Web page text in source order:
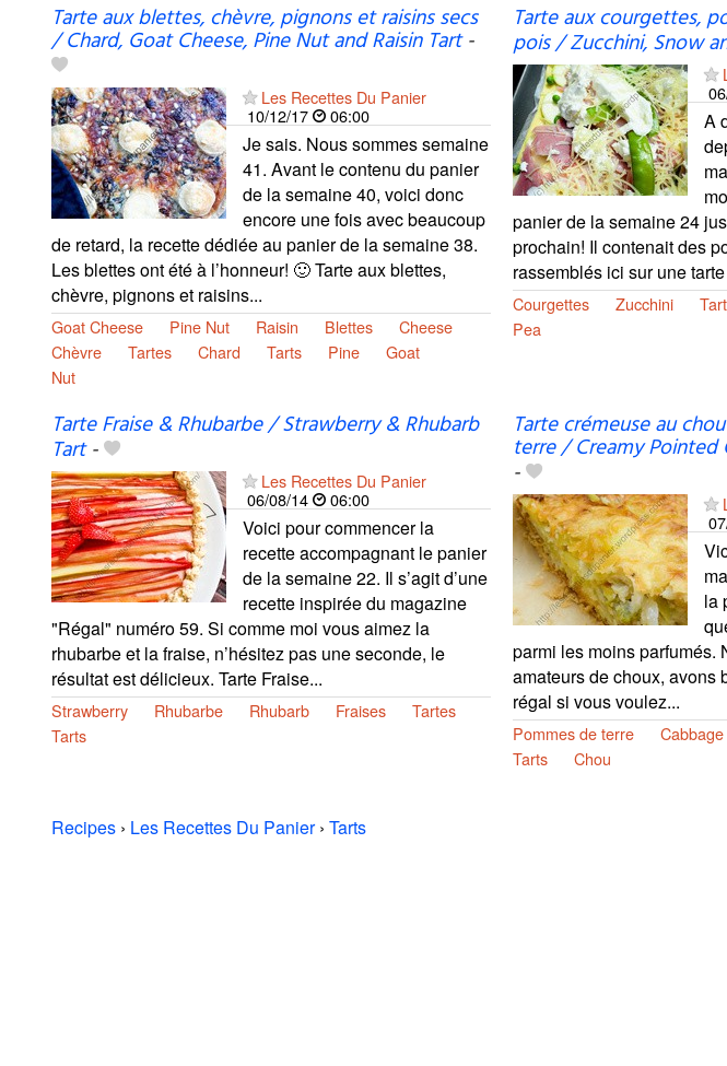
Tarte aux blettes, chèvre, pignons et raisins secs
/ Chard, Goat Cheese, Pine Nut and Raisin Tart-
Les Recettes Du Panier
10/12/17
06:00
Je sais. Nous sommes semaine
41. Avant le contenu du panier
de la semaine 40, voici donc
encore une fois avec beaucoup
de retard, la recette dédiée au panier de la semaine 38.
Les blettes ont été à l’honneur! 🙂 Tarte aux blettes,
chèvre, pignons et raisins...
Goat Cheese Pine Nut Raisin Blettes
Cheese
Chèvre
Tartes Chard Tarts Pine
Goat
Nut
Tarte aux courgettes,
pois / Zucchini, Snow
A
panier de la semaine 24
prochain! Il contenait des
rassemblés ici sur une
Courgettes Zucchini
Pea
Tarte Fraise & Rhubarbe / Strawberry & Rhubarb
Tart-
Les Recettes Du Panier
06/08/14
06:00
Voici pour commencer la
recette accompagnant le panier
de la semaine 22. Il s’agit d’une
recette inspirée du magazine
"Régal" numéro 59. Si comme moi vous aimez la
rhubarbe et la fraise, n’hésitez pas une seconde, le
résultat est délicieux. Tarte Fraise...
Strawberry Rhubarbe Rhubarb Fraises
Tartes
Tarts
Tarte crémeuse au
terre / Creamy Pointed
-
la
parmi les moins parfumés.
amateurs de choux, avons
régal si vous voulez...
Pommes de terre Cabbage
Tarts
Chou
Recipes › Les Recettes Du Panier› Tarts